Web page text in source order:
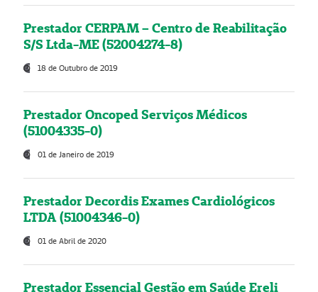
Prestador CERPAM – Centro de Reabilitação
S/S Ltda-ME (52004274-8)
18 de Outubro de 2019
Prestador Oncoped Serviços Médicos
(51004335-0)
01 de Janeiro de 2019
Prestador Decordis Exames Cardiológicos
LTDA (51004346-0)
01 de Abril de 2020
Prestador Essencial Gestão em Saúde Ereli